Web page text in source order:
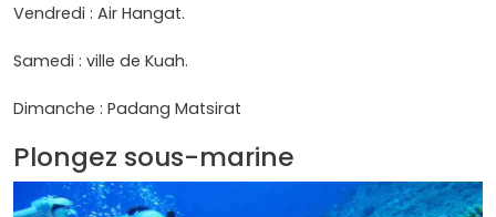
Vendredi : Air Hangat.
Samedi : ville de Kuah.
Dimanche : Padang Matsirat
Plongez sous-marine